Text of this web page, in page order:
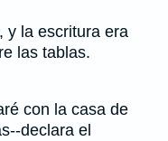
y la escritura era
las tablas.
con la casa de
declara el